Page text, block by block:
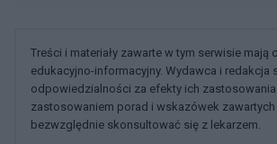
Treści i materiały zawarte w tym serwisie mają
edukacyjno-informacyjny. Wydawca i redakcja
odpowiedzialności za efekty ich
zastosowaniem porad i wskazówek zawartych
bezwzględnie skonsultować się z lekarzem.